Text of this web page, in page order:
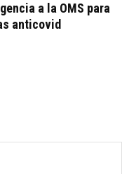
a la OMS para
anticovid